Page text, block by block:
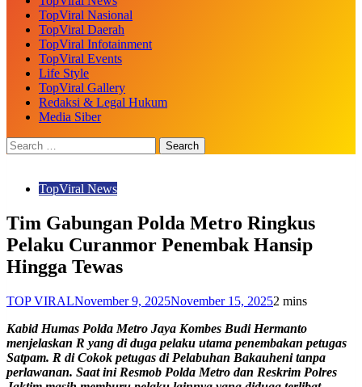
TopViral Nasional
TopViral Daerah
TopViral Infotainment
TopViral Events
Life Style
TopViral Gallery
Redaksi & Legal Hukum
Media Siber
TopViral News
Tim Gabungan Polda Metro Ringkus
Pelaku Curanmor Penembak Hansip
Hingga Tewas
TOP VIRALNovember 9, 2025November 15, 20252 mins
Kabid Humas Polda Metro Jaya Kombes Budi Hermanto
menjelaskan R yang di duga pelaku utama penembakan petugas
Satpam. R di Cokok petugas di Pelabuhan Bakauheni tanpa
perlawanan. Saat ini Resmob Polda Metro dan Reskrim Polres